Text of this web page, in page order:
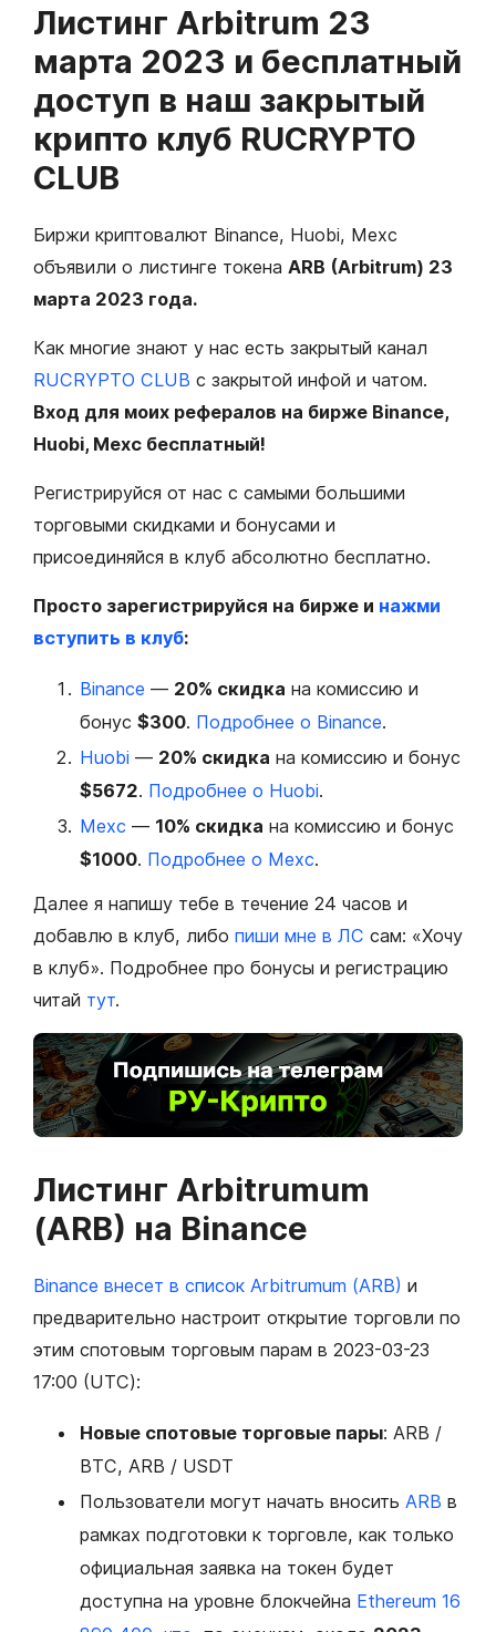
Листинг Arbitrum 23
марта 2023 и бесплатный
доступ в наш закрытый
крипто клуб RUCRYPTO
CLUB
Биржи криптовалют Binance, Huobi, Mexc
объявили о листинге токена ARB (Arbitrum) 23
марта 2023 года.
Как многие знают у нас есть закрытый канал
RUCRYPTO CLUB с закрытой инфой и чатом.
Вход для моих рефералов на бирже Binance,
Huobi, Mexc бесплатный!
Регистрируйся от нас с самыми большими
торговыми скидками и бонусами и
присоединяйся в клуб абсолютно бесплатно.
Просто зарегистрируйся на бирже и нажми
вступить в клуб:
Binance — 20% скидка на комиссию и
бонус $300. Подробнее о Binance.
Huobi — 20% скидка на комиссию и бонус
$5672. Подробнее о Huobi.
Mexc — 10% скидка на комиссию и бонус
$1000. Подробнее о Mexc.
Далее я напишу тебе в течение 24 часов и
добавлю в клуб, либо пиши мне в ЛС сам: «Хочу
в клуб». Подробнее про бонусы и регистрацию
читай тут.
Листинг Arbitrumum
(ARB) на Binance
Binance внесет в список Arbitrumum (ARB) и
предварительно настроит открытие торговли по
этим спотовым торговым парам в 2023-03-23
17:00 (UTC):
Новые спотовые торговые пары: ARB /
BTC, ARB / USDT
Пользователи могут начать вносить ARB в
рамках подготовки к торговле, как только
официальная заявка на токен будет
доступна на уровне блокчейна Ethereum 16